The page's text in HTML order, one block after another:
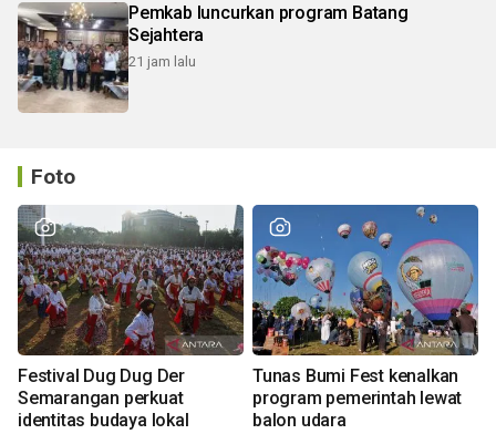
Pemkab luncurkan program Batang
Sejahtera
21 jam lalu
Foto
Festival Dug Dug Der
Semarangan perkuat
identitas budaya lokal
Tunas Bumi Fest kenalkan
program pemerintah lewat
balon udara